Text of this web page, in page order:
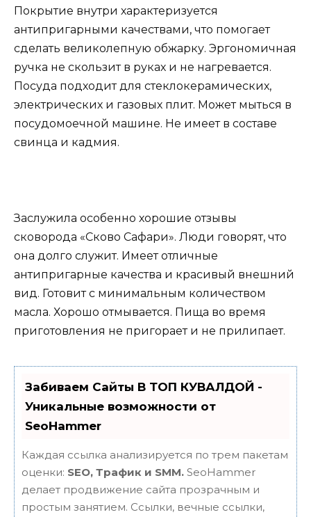
Покрытие внутри характеризуется
антипригарными качествами, что помогает
сделать великолепную обжарку. Эргономичная
ручка не скользит в руках и не нагревается.
Посуда подходит для стеклокерамических,
электрических и газовых плит. Может мыться в
посудомоечной машине. Не имеет в составе
свинца и кадмия.
Заслужила особенно хорошие отзывы
сковорода «Сково Сафари». Люди говорят, что
она долго служит. Имеет отличные
антипригарные качества и красивый внешний
вид. Готовит с минимальным количеством
масла. Хорошо отмывается. Пища во время
приготовления не пригорает и не прилипает.
Забиваем Сайты В ТОП КУВАЛДОЙ -
Уникальные возможности от
SeoHammer
Каждая ссылка анализируется по трем пакетам
оценки: SEO, Трафик и SMM. SeoHammer
делает продвижение сайта прозрачным и
простым занятием. Ссылки, вечные ссылки,